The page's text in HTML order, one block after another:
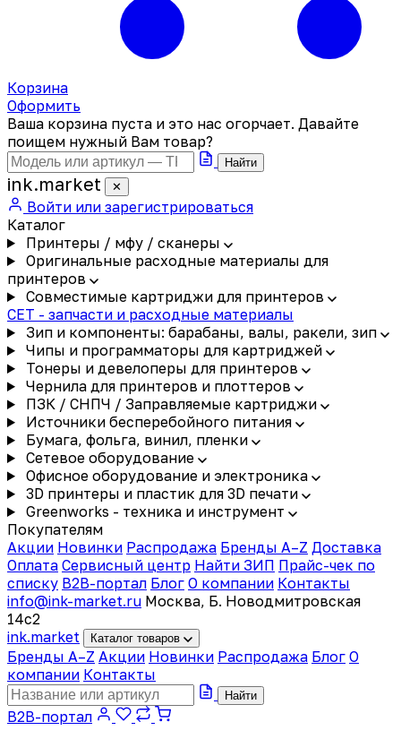
Корзина
Оформить
Ваша корзина пуста и это нас огорчает. Давайте
поищем нужный Вам товар?
Найти
ink.market ✕
Войти или зарегистрироваться
Каталог
Принтеры / мфу / сканеры
Оригинальные расходные материалы для
принтеров
Совместимые картриджи для принтеров
CET - запчасти и расходные материалы
Зип и компоненты: барабаны, валы, ракели, зип
Чипы и программаторы для картриджей
Тонеры и девелоперы для принтеров
Чернила для принтеров и плоттеров
ПЗК / СНПЧ / Заправляемые картриджи
Источники бесперебойного питания
Бумага, фольга, винил, пленки
Сетевое оборудование
Офисное оборудование и электроника
3D принтеры и пластик для 3D печати
Greenworks - техника и инструмент
Покупателям
Акции Новинки Распродажа Бренды A–Z Доставка
Оплата Сервисный центр Найти ЗИП Прайс-чек по
списку B2B-портал Блог О компании Контакты
info@ink-market.ru Москва, Б. Новодмитровская
14с2
ink.market Каталог товаров
Бренды A–Z Акции Новинки Распродажа Блог О
компании Контакты
Найти
B2B-портал